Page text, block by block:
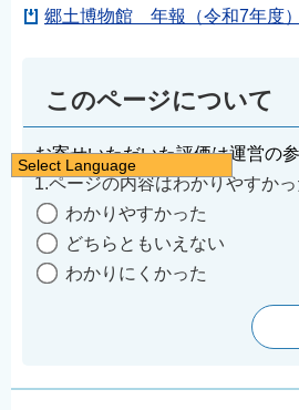
郷土博物館 年報（令和7年度
このページについて
お寄せいただいた評価は運営の
1.ページの内容はわかりやすかっ
わかりやすかった
どちらともいえない
わかりにくかった
Select Language
日本語
English
简体中文